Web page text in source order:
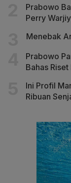
Prabowo
Perry
Menebak
Prabowo
Bahas
Ini Profil
Ribuan